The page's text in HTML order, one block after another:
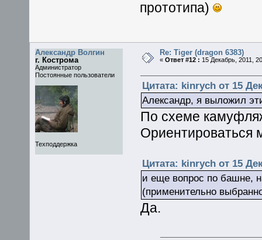
прототипа)
Александр Волгин
г. Кострома
Администратор
Постоянные пользователи
Техподдержка
Re: Tiger (dragon 6383)
« Ответ #12 : 15 Декабрь, 2011,
Цитата: kinrych от 15
Александр, я выложил
По схеме
Ориентироваться
Цитата: kinrych от 15
и еще вопрос по башне,
(применительно
Да.